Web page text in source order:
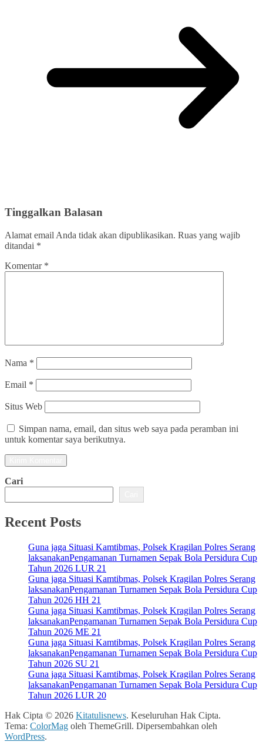
Tinggalkan Balasan
Alamat email Anda tidak akan dipublikasikan. Ruas yang wajib
ditandai *
Komentar *
Nama *
Email *
Situs Web
Simpan nama, email, dan situs web saya pada peramban ini
untuk komentar saya berikutnya.
Cari
Recent Posts
Guna jaga Situasi Kamtibmas, Polsek Kragilan Polres Serang
laksanakanPengamanan Turnamen Sepak Bola Persidura Cup
Tahun 2026 LUR 21
Guna jaga Situasi Kamtibmas, Polsek Kragilan Polres Serang
laksanakanPengamanan Turnamen Sepak Bola Persidura Cup
Tahun 2026 HH 21
Guna jaga Situasi Kamtibmas, Polsek Kragilan Polres Serang
laksanakanPengamanan Turnamen Sepak Bola Persidura Cup
Tahun 2026 ME 21
Guna jaga Situasi Kamtibmas, Polsek Kragilan Polres Serang
laksanakanPengamanan Turnamen Sepak Bola Persidura Cup
Tahun 2026 SU 21
Guna jaga Situasi Kamtibmas, Polsek Kragilan Polres Serang
laksanakanPengamanan Turnamen Sepak Bola Persidura Cup
Tahun 2026 LUR 20
Hak Cipta © 2026 Kitatulisnews. Keseluruhan Hak Cipta.
Tema: ColorMag oleh ThemeGrill. Dipersembahkan oleh
WordPress.